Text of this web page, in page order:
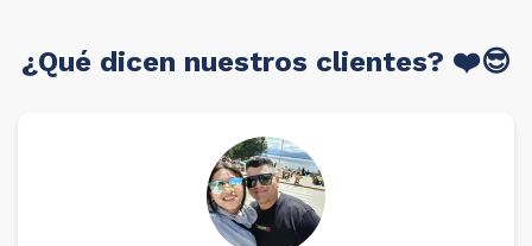
¿Qué dicen nuestros clientes? ❤️😎